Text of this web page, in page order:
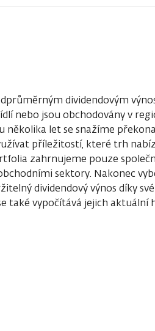
dividendovým
nebo jsou obchodovány v
let se snažíme
příležitostí, které trh
zahrnujeme pouze
sektory. Nakonec
dividendový výnos díky
také vypočítává jejich aktuální